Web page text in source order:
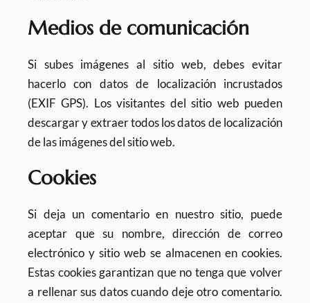
Medios de comunicación
Si subes imágenes al sitio web, debes evitar
hacerlo con datos de localización incrustados
(EXIF GPS). Los visitantes del sitio web pueden
descargar y extraer todos los datos de localización
de las imágenes del sitio web.
Cookies
Si deja un comentario en nuestro sitio, puede
aceptar que su nombre, dirección de correo
electrónico y sitio web se almacenen en cookies.
Estas cookies garantizan que no tenga que volver
a rellenar sus datos cuando deje otro comentario.